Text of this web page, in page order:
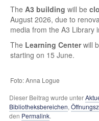
The A3 building will be
August 2026, due to
media from the A3 Library
The Learning Centerwill
starting on 15 June.
Foto: Anna Logue
Dieser Beitrag wurde unter
Bibliotheksbereichen,
den Permalink.